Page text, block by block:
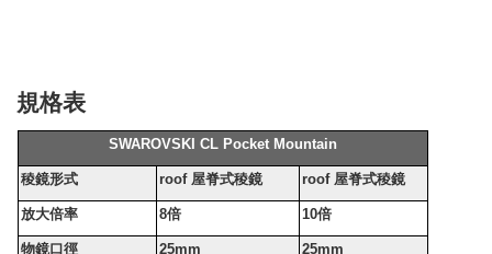
規格表
SWAROVSKI CL Pocket Mountain
稜鏡形式 roof 屋脊式稜鏡 roof 屋脊式稜鏡
放大倍率 8倍 10倍
物鏡口徑 25mm 25mm